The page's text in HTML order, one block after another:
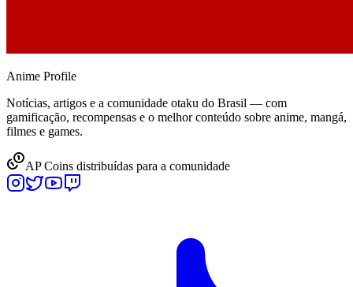
Anime Profile
Notícias, artigos e a comunidade otaku do Brasil — com
gamificação, recompensas e o melhor conteúdo sobre anime, mangá,
filmes e games.
AP Coins distribuídas para a comunidade